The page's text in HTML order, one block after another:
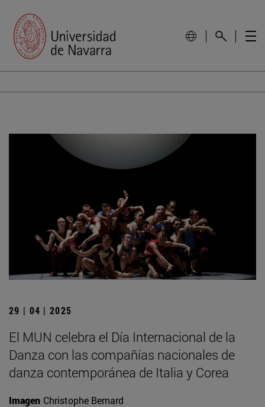
29 | 04 | 2025
El MUN celebra el Día Internacional de la
Danza con las compañías nacionales de
danza contemporánea de Italia y Corea
Imagen Christophe Bernard